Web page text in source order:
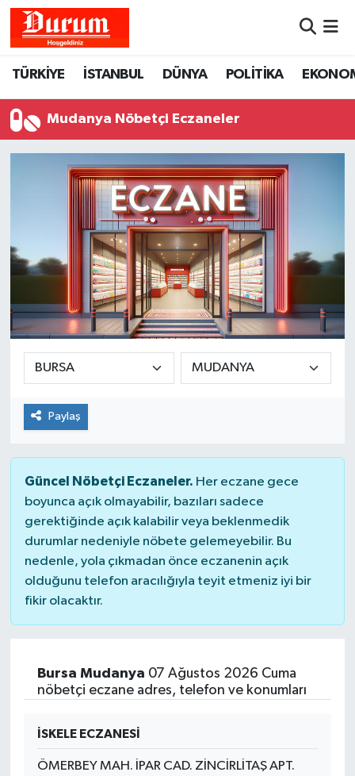
TÜRKİYE İSTANBUL DÜNYA POLİTİKA
Mudanya Nöbetçi Eczaneler
Paylaş
Güncel Nöbetçi Eczaneler. Her eczane gece
boyunca açık olmayabilir, bazıları sadece
gerektiğinde açık kalabilir veya beklenmedik
durumlar nedeniyle nöbete gelemeyebilir. Bu
nedenle, yola çıkmadan önce eczanenin açık
olduğunu telefon aracılığıyla teyit etmeniz iyi bir
fikir olacaktır.
Bursa Mudanya 07 Ağustos 2026 Cuma
nöbetçi eczane adres, telefon ve konumları
İSKELE ECZANESİ
ÖMERBEY MAH. İPAR CAD. ZİNCİRLİTAŞ APT.
Hava Durumu
Namaz Vakitleri
Trafik Durumu
Süper Lig Puan Durumu ve Fikstür
Tüm Manşetler
Son Dakika Haberleri
Haber Arşivi